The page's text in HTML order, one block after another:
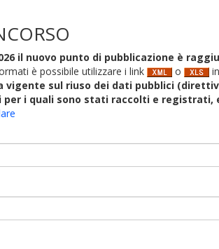
il nuovo punto di pubblicazione è
è possibile utilizzare i link
o
sul riuso dei dati pubblici
per i quali sono stati raccolti e